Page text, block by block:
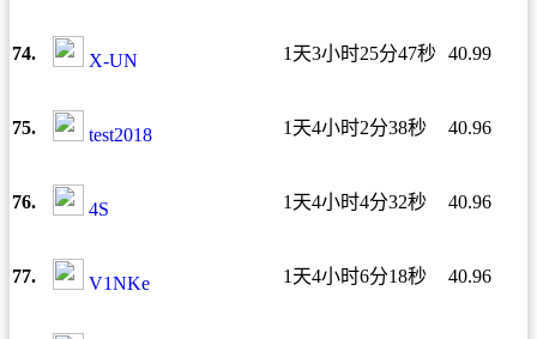
74. X-UN 1天3小时25分47秒 40.99
75. test2018 1天4小时2分38秒 40.96
76. 4S 1天4小时4分32秒 40.96
77. V1NKe 1天4小时6分18秒 40.96